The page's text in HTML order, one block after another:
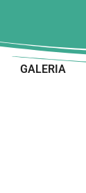
GALERIA